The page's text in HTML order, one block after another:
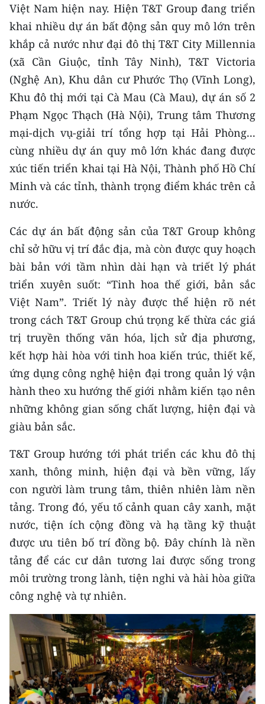
Việt Nam hiện nay. Hiện T&T Group đang triển
khai nhiều dự án bất động sản quy mô lớn trên
khắp cả nước như đại đô thị T&T City Millennia
(xã Cần Giuộc, tỉnh Tây Ninh), T&T Victoria
(Nghệ An), Khu dân cư Phước Thọ (Vĩnh Long),
Khu đô thị mới tại Cà Mau (Cà Mau), dự án số 2
Phạm Ngọc Thạch (Hà Nội), Trung tâm Thương
mại-dịch vụ-giải trí tổng hợp tại Hải Phòng...
cùng nhiều dự án quy mô lớn khác đang được
xúc tiến triển khai tại Hà Nội, Thành phố Hồ Chí
Minh và các tỉnh, thành trọng điểm khác trên cả
nước.
Các dự án bất động sản của T&T Group không
chỉ sở hữu vị trí đắc địa, mà còn được quy hoạch
bài bản với tầm nhìn dài hạn và triết lý phát
triển xuyên suốt: “Tinh hoa thế giới, bản sắc
Việt Nam”. Triết lý này được thể hiện rõ nét
trong cách T&T Group chú trọng kế thừa các giá
trị truyền thống văn hóa, lịch sử địa phương,
kết hợp hài hòa với tinh hoa kiến trúc, thiết kế,
ứng dụng công nghệ hiện đại trong quản lý vận
hành theo xu hướng thế giới nhằm kiến tạo nên
những không gian sống chất lượng, hiện đại và
giàu bản sắc.
T&T Group hướng tới phát triển các khu đô thị
xanh, thông minh, hiện đại và bền vững, lấy
con người làm trung tâm, thiên nhiên làm nền
tảng. Trong đó, yếu tố cảnh quan cây xanh, mặt
nước, tiện ích cộng đồng và hạ tầng kỹ thuật
được ưu tiên bố trí đồng bộ. Đây chính là nền
tảng để các cư dân tương lai được sống trong
môi trường trong lành, tiện nghi và hài hòa giữa
công nghệ và tự nhiên.